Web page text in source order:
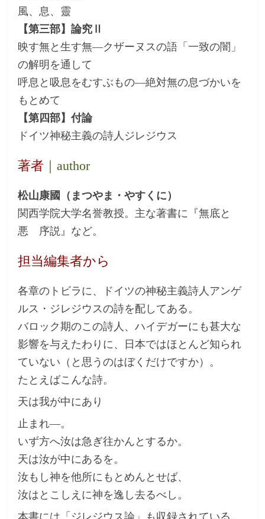
風、息、靈
【第三部】論究Ⅱ
映す無と生す無―クザーヌスの語「一致の闇」
の解明を通して
呼息と吸息をむすぶもの―絶対無の息づかいを
もとめて
【第四部】付論
ドイツ神秘主義の詩人ジレジウス
著者 ｜author
松山康國（まつやま・やすくに）
関西学院大学名誉教授。主な著書に『無底と
悪 序説』など。
担当編集者から
各章のトビラに、ドイツの神秘主義詩人アンゲ
ルス・ジレジウスの詩を配してある。
バロック期のこの詩人、ハイデガーにも甚大な
影響を与えたわりに、日本ではほとんど知られ
ていない（と思うのはぼくだけですか）。
たとえばこんな詩。
天は我が中にあり
止まれ―。
いず方へ汝は急ぎ往かんとするか。
天は汝が中にあるを。
汝もし神を他所にもとめんとせば、
汝はとこしえに神を逸し去るべし。
本書には「ジレジウス論」も収録されている。